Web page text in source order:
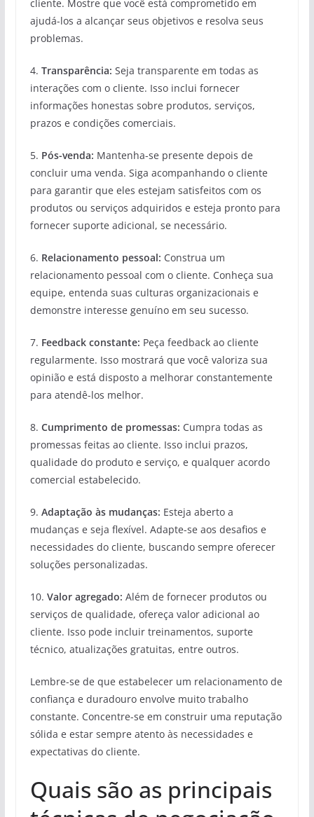
cliente. Mostre que você está comprometido em
ajudá-los a alcançar seus objetivos e resolva seus
problemas.
4. Transparência: Seja transparente em todas as
interações com o cliente. Isso inclui fornecer
informações honestas sobre produtos, serviços,
prazos e condições comerciais.
5. Pós-venda: Mantenha-se presente depois de
concluir uma venda. Siga acompanhando o cliente
para garantir que eles estejam satisfeitos com os
produtos ou serviços adquiridos e esteja pronto para
fornecer suporte adicional, se necessário.
6. Relacionamento pessoal: Construa um
relacionamento pessoal com o cliente. Conheça sua
equipe, entenda suas culturas organizacionais e
demonstre interesse genuíno em seu sucesso.
7. Feedback constante: Peça feedback ao cliente
regularmente. Isso mostrará que você valoriza sua
opinião e está disposto a melhorar constantemente
para atendê-los melhor.
8. Cumprimento de promessas: Cumpra todas as
promessas feitas ao cliente. Isso inclui prazos,
qualidade do produto e serviço, e qualquer acordo
comercial estabelecido.
9. Adaptação às mudanças: Esteja aberto a
mudanças e seja flexível. Adapte-se aos desafios e
necessidades do cliente, buscando sempre oferecer
soluções personalizadas.
10. Valor agregado: Além de fornecer produtos ou
serviços de qualidade, ofereça valor adicional ao
cliente. Isso pode incluir treinamentos, suporte
técnico, atualizações gratuitas, entre outros.
Lembre-se de que estabelecer um relacionamento de
confiança e duradouro envolve muito trabalho
constante. Concentre-se em construir uma reputação
sólida e estar sempre atento às necessidades e
expectativas do cliente.
Quais são as principais